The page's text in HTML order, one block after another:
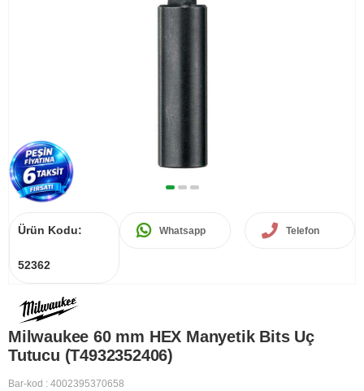
Ürün Kodu:
52362
Whatsapp Telefon
Milwaukee 60 mm HEX Manyetik Bits Uç
Tutucu (T4932352406)
Bar-kod : 4002395370658